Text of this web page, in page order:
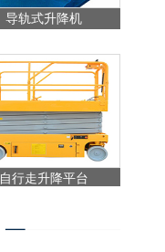
导轨式升降机
自行走升降平台